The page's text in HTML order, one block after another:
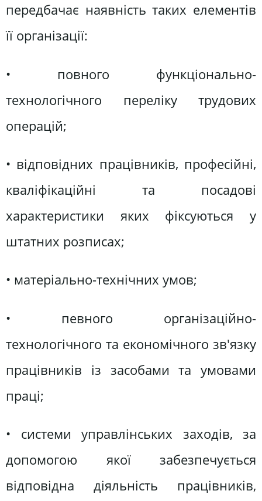
передбачає наявність таких елементів
її організації:
• повного функціонально-
технологічного переліку трудових
операцій;
• відповідних працівників, професійні,
кваліфікаційні та посадові
характеристики яких фіксуються у
штатних розписах;
• матеріально-технічних умов;
• певного організаційно-
технологічного та економічного зв'язку
працівників із засобами та умовами
праці;
• системи управлінських заходів, за
допомогою якої забезпечується
відповідна діяльність працівників,